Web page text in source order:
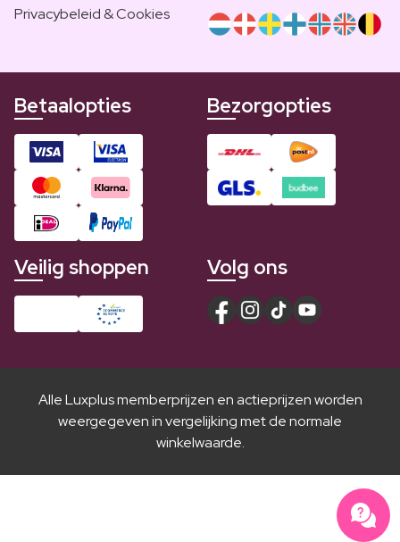
Privacybeleid & Cookies
Betaalopties Bezorgopties
Veilig shoppen Volg ons
Alle Luxplus memberprijzen en actieprijzen worden
weergegeven in vergelijking met de normale
winkelwaarde.